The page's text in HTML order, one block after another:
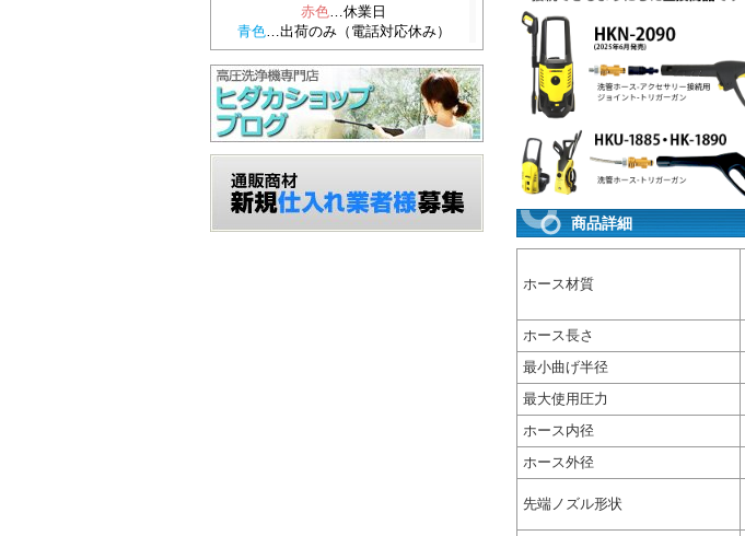
商品詳細
ホース材質
ホース長さ
最小曲げ半径
最大使用圧力
ホース内径
ホース外径
先端ノズル形状